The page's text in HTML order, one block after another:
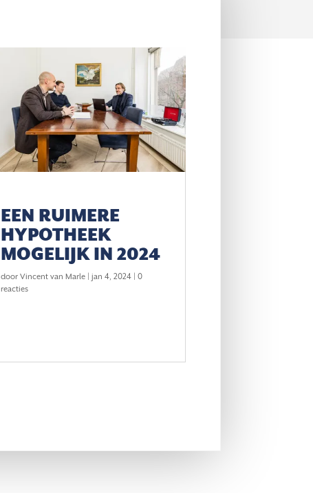
EEN RUIMERE
HYPOTHEEK
MOGELIJK IN 2024
door Vincent van Marle| jan 4, 2024| 0
reacties